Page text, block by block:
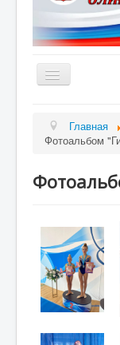
Сведения об
Гордость
Мероприятия
Контакты
Родителям
Главная
Фотоальбом